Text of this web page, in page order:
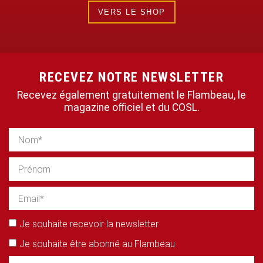
VERS LE SHOP
RECEVEZ NOTRE NEWSLETTER
Recevez également gratuitement le Flambeau, le
magazine officiel et du COSL.
Je souhaite recevoir la newsletter
Je souhaite être abonné au Flambeau